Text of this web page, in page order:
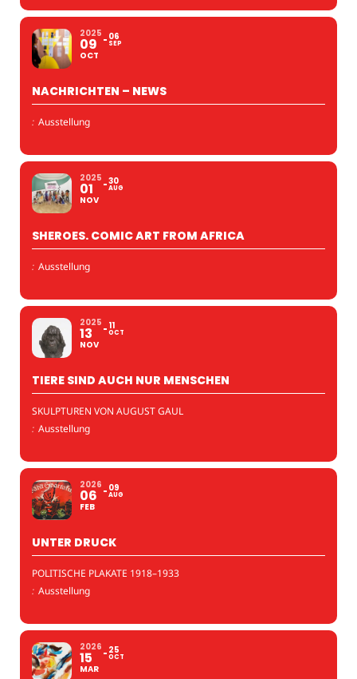
2025
09
OCT
06
SEP
NACHRICHTEN – NEWS
: Ausstellung
2025
01
NOV
30
AUG
SHEROES. COMIC ART FROM AFRICA
: Ausstellung
2025
13
NOV
11
OCT
TIERE SIND AUCH NUR MENSCHEN
SKULPTUREN VON AUGUST GAUL
: Ausstellung
2026
06
FEB
09
AUG
UNTER DRUCK
POLITISCHE PLAKATE 1918–1933
: Ausstellung
2026
15
MAR
25
OCT